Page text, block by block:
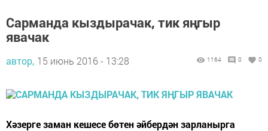
Сарманда кыздырачак, тик яңгыр
явачак
автор, 15 июнь 2016 - 13:28 1164 0 0
Хәзерге заман кешесе бөтен әйбердән зарланырга